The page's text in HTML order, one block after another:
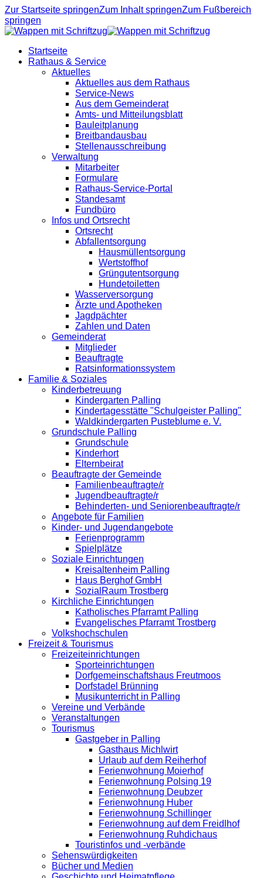
Zur Startseite springenZum Inhalt springenZum Fußbereich
springen
Startseite
Rathaus & Service
Aktuelles
Aktuelles aus dem Rathaus
Service-News
Aus dem Gemeinderat
Amts- und Mitteilungsblatt
Bauleitplanung
Breitbandausbau
Stellenausschreibung
Verwaltung
Mitarbeiter
Formulare
Rathaus-Service-Portal
Standesamt
Fundbüro
Infos und Ortsrecht
Ortsrecht
Abfallentsorgung
Hausmüllentsorgung
Wertstoffhof
Grüngutentsorgung
Hundetoiletten
Wasserversorgung
Ärzte und Apotheken
Jagdpächter
Zahlen und Daten
Gemeinderat
Mitglieder
Beauftragte
Ratsinformationssystem
Familie & Soziales
Kinderbetreuung
Kindergarten Palling
Kindertagesstätte "Schulgeister Palling"
Waldkindergarten Pusteblume e. V.
Grundschule Palling
Grundschule
Kinderhort
Elternbeirat
Beauftragte der Gemeinde
Familienbeauftragte/r
Jugendbeauftragte/r
Behinderten- und Seniorenbeauftragte/r
Angebote für Familien
Kinder- und Jugendangebote
Ferienprogramm
Spielplätze
Soziale Einrichtungen
Kreisaltenheim Palling
Haus Berghof GmbH
SozialRaum Trostberg
Kirchliche Einrichtungen
Katholisches Pfarramt Palling
Evangelisches Pfarramt Trostberg
Volkshochschulen
Freizeit & Tourismus
Freizeiteinrichtungen
Sporteinrichtungen
Dorfgemeinschaftshaus Freutmoos
Dorfstadel Brünning
Musikunterricht in Palling
Vereine und Verbände
Veranstaltungen
Tourismus
Gastgeber in Palling
Gasthaus Michlwirt
Urlaub auf dem Reiherhof
Ferienwohnung Moierhof
Ferienwohnung Polsing 19
Ferienwohnung Deubzer
Ferienwohnung Huber
Ferienwohnung Schillinger
Ferienwohnung auf dem Freidlhof
Ferienwohnung Ruhdichaus
Touristinfos und -verbände
Sehenswürdigkeiten
Bücher und Medien